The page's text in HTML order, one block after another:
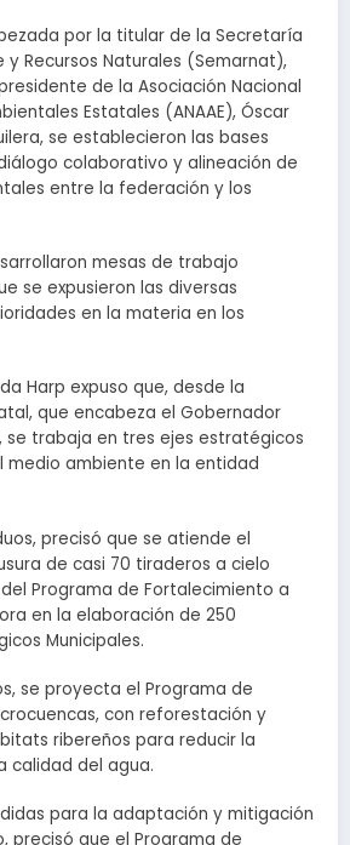
por la titular de la Secretaría
y Recursos Naturales (Semarnat),
de la Asociación Nacional
Estatales (ANAAE), Óscar
se establecieron las bases
colaborativo y alineación de
entre la federación y los
mesas de trabajo
se expusieron las diversas
en la materia en los
Harp expuso que, desde la
que encabeza el Gobernador
se trabaja en tres ejes estratégicos
medio ambiente en la entidad
precisó que se atiende el
de casi 70 tiraderos a cielo
Programa de Fortalecimiento a
en la elaboración de 250
Municipales.
se proyecta el Programa de
con reforestación y
ribereños para reducir la
calidad del agua.
para la adaptación y mitigación
precisó que el Programa de